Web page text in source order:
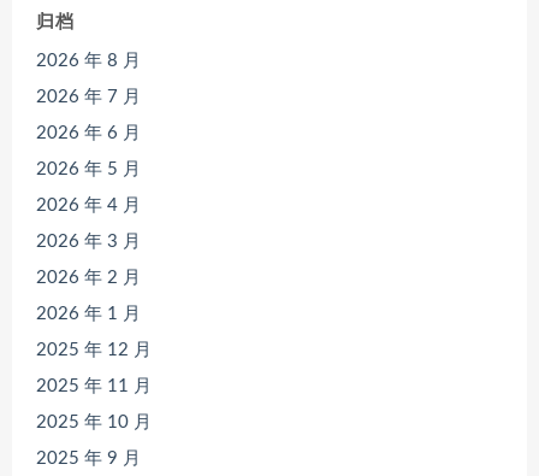
归档
2026 年 8 月
2026 年 7 月
2026 年 6 月
2026 年 5 月
2026 年 4 月
2026 年 3 月
2026 年 2 月
2026 年 1 月
2025 年 12 月
2025 年 11 月
2025 年 10 月
2025 年 9 月